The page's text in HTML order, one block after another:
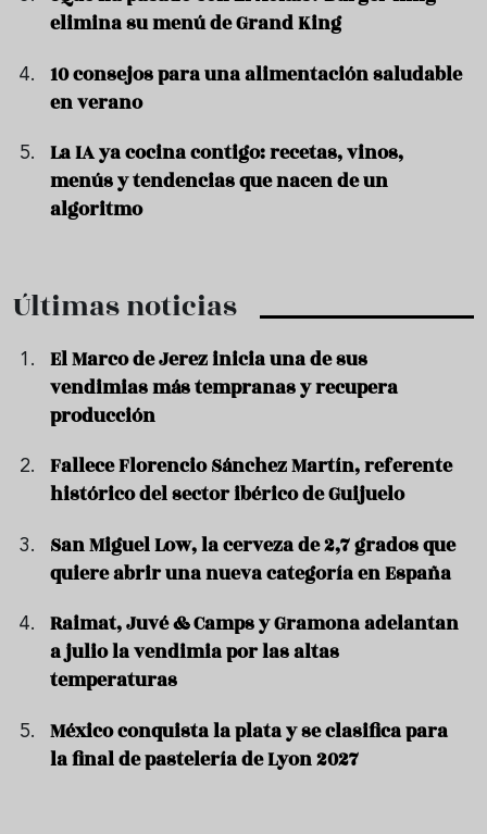
elimina su menú de Grand King
10 consejos para una alimentación saludable
en verano
La IA ya cocina contigo: recetas, vinos,
menús y tendencias que nacen de un
algoritmo
Últimas noticias
El Marco de Jerez inicia una de sus
vendimias más tempranas y recupera
producción
Fallece Florencio Sánchez Martín, referente
histórico del sector ibérico de Guijuelo
San Miguel Low, la cerveza de 2,7 grados que
quiere abrir una nueva categoría en España
Raimat, Juvé & Camps y Gramona adelantan
a julio la vendimia por las altas
temperaturas
México conquista la plata y se clasifica para
la final de pastelería de Lyon 2027